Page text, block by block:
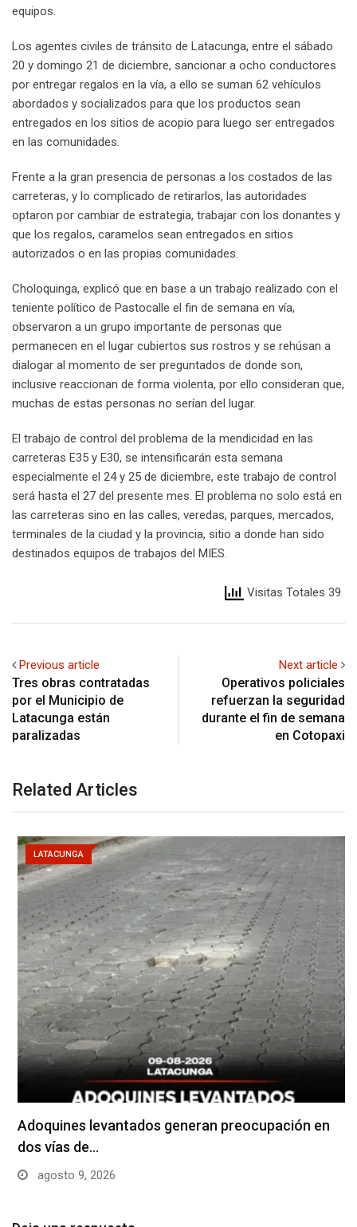
equipos.
Los agentes civiles de tránsito de Latacunga, entre el sábado
20 y domingo 21 de diciembre, sancionar a ocho conductores
por entregar regalos en la vía, a ello se suman 62 vehículos
abordados y socializados para que los productos sean
entregados en los sitios de acopio para luego ser entregados
en las comunidades.
Frente a la gran presencia de personas a los costados de las
carreteras, y lo complicado de retirarlos, las autoridades
optaron por cambiar de estrategia, trabajar con los donantes y
que los regalos, caramelos sean entregados en sitios
autorizados o en las propias comunidades.
Choloquinga, explicó que en base a un trabajo realizado con el
teniente político de Pastocalle el fin de semana en vía,
observaron a un grupo importante de personas que
permanecen en el lugar cubiertos sus rostros y se rehúsan a
dialogar al momento de ser preguntados de donde son,
inclusive reaccionan de forma violenta, por ello consideran que,
muchas de estas personas no serían del lugar.
El trabajo de control del problema de la mendicidad en las
carreteras E35 y E30, se intensificarán esta semana
especialmente el 24 y 25 de diciembre, este trabajo de control
será hasta el 27 del presente mes. El problema no solo está en
las carreteras sino en las calles, veredas, parques, mercados,
terminales de la ciudad y la provincia, sitio a donde han sido
destinados equipos de trabajos del MIES.
Visitas Totales 39
Previous article
Tres obras contratadas
por el Municipio de
Latacunga están
paralizadas
Next article
Operativos policiales
refuerzan la seguridad
durante el fin de semana
en Cotopaxi
Related Articles
LATACUNGA
Adoquines levantados generan preocupación en
dos vías de…
agosto 9, 2026